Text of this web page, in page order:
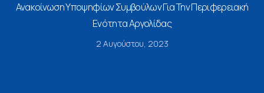
Ανακοίνωση Υποψηφίων Συμβούλων Για Την Περιφερειακή
Ενότητα Αργολίδας
2 Αυγούστου, 2023